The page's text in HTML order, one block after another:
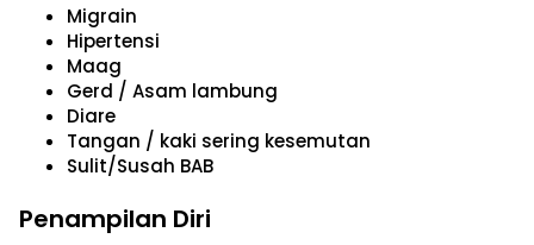
Migrain
Hipertensi
Maag
Gerd / Asam lambung
Diare
Tangan / kaki sering kesemutan
Sulit/Susah BAB
Penampilan Diri